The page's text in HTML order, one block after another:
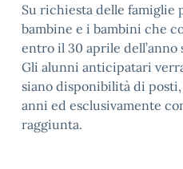
Su richiesta delle famiglie
bambine e i bambini che
entro il 30 aprile
Gli alunni anticipatari
siano disponibilità di
anni ed esclusivamente
raggiunta.